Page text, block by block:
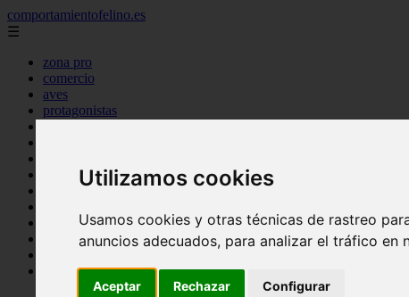
Utilizamos cookies
Usamos cookies y otras técnicas de rastreo
anuncios adecuados, para analizar el tráfico
Aceptar Rechazar Configurar
comportamientofelino.es
☰
zona pro
comercio
aves
protagonistas
articulos
canal tv
novedades
tablon de anuncios
zona pro